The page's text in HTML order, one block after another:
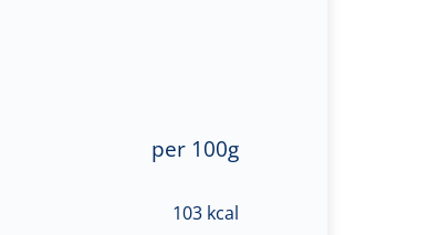
per 100g
103 kcal